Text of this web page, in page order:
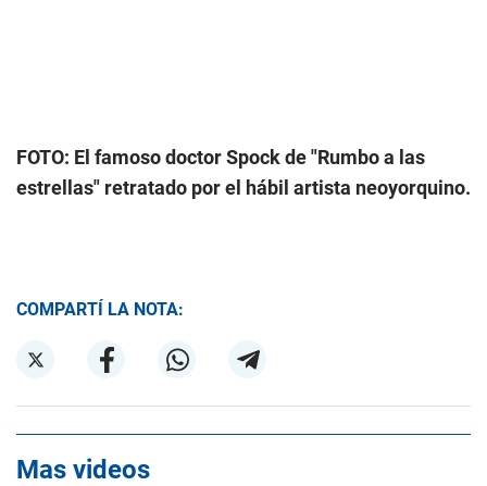
FOTO: El famoso doctor Spock de "Rumbo a las
estrellas" retratado por el hábil artista neoyorquino.
COMPARTÍ LA NOTA:
Mas videos